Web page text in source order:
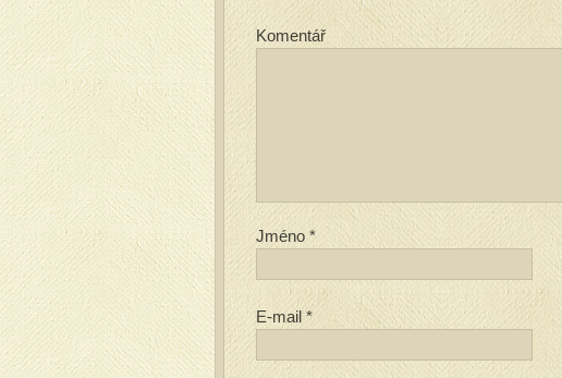
Komentář
Jméno *
E-mail *